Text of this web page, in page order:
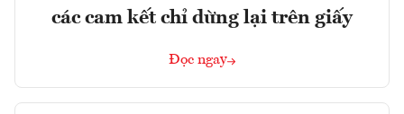
các cam kết chỉ dừng lại trên giấy
Đọc ngay